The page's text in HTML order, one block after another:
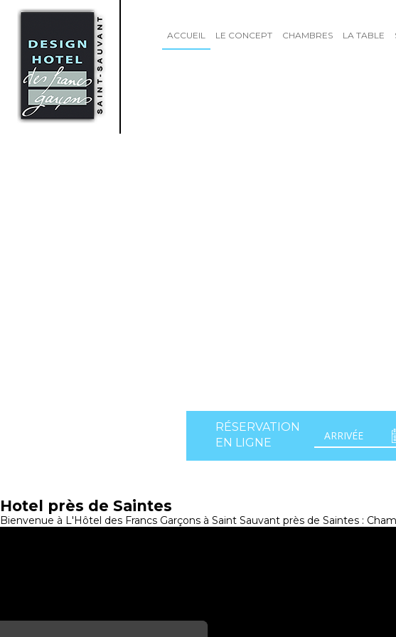
ACCUEIL LE CONCEPT CHAMBRES LA TABLE
RÉSERVATION
EN LIGNE
Hotel près de Saintes
Bienvenue à L'Hôtel des Francs Garçons à Saint Sauvant près de Saintes :